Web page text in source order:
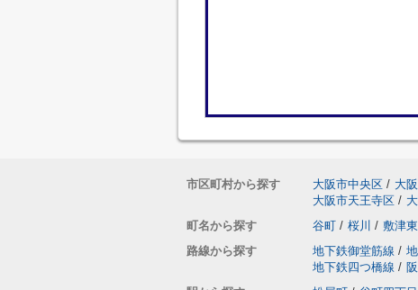
市区町村から探す 大阪市中央区 / 大
大阪市天王寺区 /
町名から探す
谷町 / 桜川 / 敷津東
路線から探す
地下鉄御堂筋線 /
地下鉄四つ橋線 /